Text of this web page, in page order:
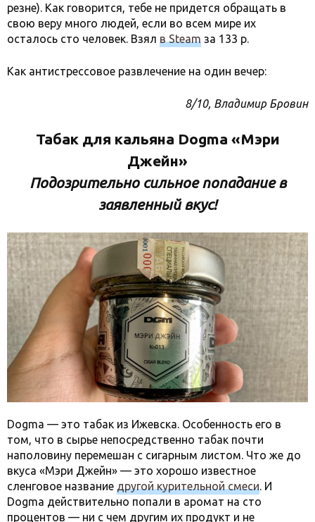
резне). Как говорится, тебе не придется обращать в
свою веру много людей, если во всем мире их
осталось сто человек. Взял в Steam за 133 р.
Как антистрессовое развлечение на один вечер:
8/10, Владимир Бровин
Табак для кальяна Dogma «Мэри
Джейн»
Подозрительно сильное попадание в
заявленный вкус!
Dogma — это табак из Ижевска. Особенность его в
том, что в сырье непосредственно табак почти
наполовину перемешан с сигарным листом. Что же до
вкуса «Мэри Джейн» — это хорошо известное
сленговое название другой курительной смеси. И
Dogma действительно попали в аромат на сто
процентов — ни с чем другим их продукт и не